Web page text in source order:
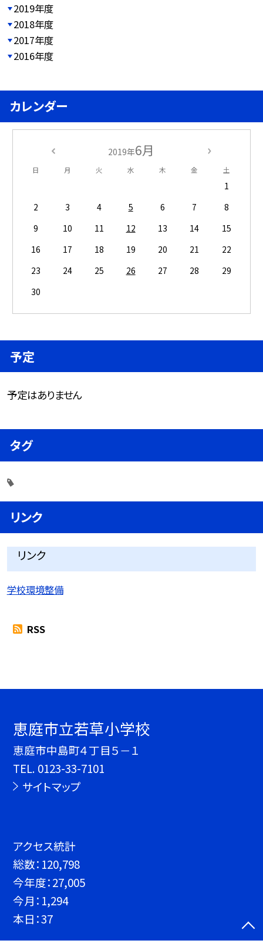
2019年度
2018年度
2017年度
2016年度
カレンダー
2019年6月
日 月 火 水 木 金 土
1
2
3 4 5 6 7
8
9
10 11 12 13 14
15
16
17 18 19 20 21
22
23
24 25 26 27 28
29
30
予定
予定はありません
タグ
リンク
リンク
学校環境整備
RSS
恵庭市立若草小学校
恵庭市中島町４丁目５－１
TEL. 0123-33-7101
サイトマップ
アクセス統計
総数： 120,798
今年度：27,005
今月： 1,294
本日：37